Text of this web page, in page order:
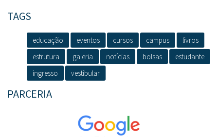
TAGS
educação eventos cursos campus
livros
estrutura
galeria notícias bolsas
estudante
ingresso
vestibular
PARCERIA